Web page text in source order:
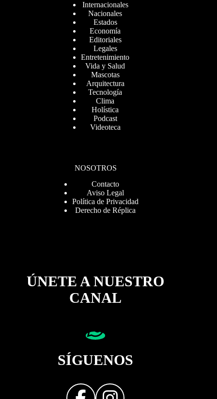
Internacionales
Nacionales
Estados
Economía
Editoriales
Legales
Entretenimiento
Vida y Salud
Mascotas
Arquitectura
Tecnología
Clima
Holística
Podcast
Videoteca
NOSOTROS
Contacto
Aviso Legal
Política de Privacidad
Derecho de Réplica
ÚNETE A NUESTRO
CANAL
SÍGUENOS